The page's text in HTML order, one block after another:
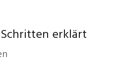
erklärt